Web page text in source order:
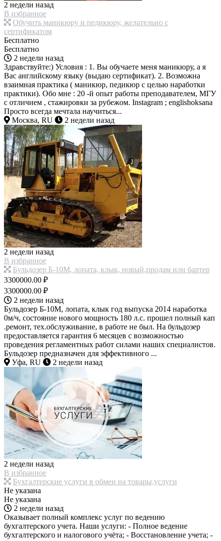
2 недели назад
В избранное
Обучить маникюру и педикюру, желательно с
сертификатом
Бесплатно
Бесплатно
2 недели назад
Здравствуйте:) Условия : 1. Вы обучаете меня маникюру, а я
Вас английскому языку (выдаю сертификат). 2. Возможна
взаимная практика ( маникюр, педикюр с целью наработки
практики). Обо мне : 20 -й опыт работы преподавателем, МГУ
с отличием , стажировки за рубежом. Instagram ; englishoksana
Просто всегда мечтала научиться...
Москва, RU
2 недели назад
2 недели назад
В избранное
Бульдозер Б-10М, лопата, клык, новый,продам или бартер
3300000.00 ₽
3300000.00 ₽
2 недели назад
Бульдозер Б-10М, лопата, клык год выпуска 2014 наработка
0м/ч, состояние нового мощность 180 л.с. прошел полный кап
.ремонт, тех.обслуживание, в работе не был. На бульдозер
предоставляется гарантия 6 месяцев с возможностью
проведения регламентных работ силами наших специалистов.
Бульдозер предназначен для эффективного ...
Уфа, RU
2 недели назад
2 недели назад
В избранное
Бухгалтерские услуги в обмен на товары,услуги
Не указана
Не указана
2 недели назад
Оказывает полный комплекс услуг по ведению
бухгалтерского учета. Наши услуги: - Полное ведение
бухгалтерского и налогового учёта; - Восстановление учета; -